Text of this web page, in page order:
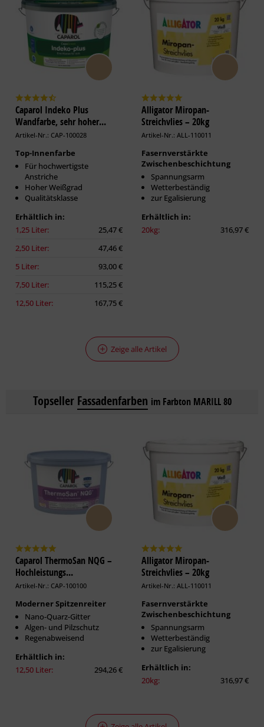
Caparol Indeko Plus
Wandfarbe, sehr hoher...
Artikel-Nr.: CAP-100028
Top-Innenfarbe
Für hochwertigste
Anstriche
Hoher Weißgrad
Qualitätsklasse
Erhältlich in:
1,25 Liter:
25,47 €
2,50 Liter:
47,46 €
5 Liter:
93,00 €
7,50 Liter:
115,25 €
12,50 Liter:
167,75 €
Alligator Miropan-
Streichvlies – 20kg
Artikel-Nr.: ALL-110011
Fasernverstärkte
Zwischenbeschichtung
Spannungsarm
Wetterbeständig
zur Egalisierung
Erhältlich in:
20kg:
316,97 €
Zeige alle Artikel
Topseller Fassadenfarben im Farbton MARILL 80
Caparol ThermoSan NQG –
Hochleistungs...
Artikel-Nr.: CAP-100100
Moderner Spitzenreiter
Nano-Quarz-Gitter
Algen- und Pilzschutz
Regenabweisend
Erhältlich in:
12,50 Liter:
294,26 €
Alligator Miropan-
Streichvlies – 20kg
Artikel-Nr.: ALL-110011
Fasernverstärkte
Zwischenbeschichtung
Spannungsarm
Wetterbeständig
zur Egalisierung
Erhältlich in:
20kg:
316,97 €